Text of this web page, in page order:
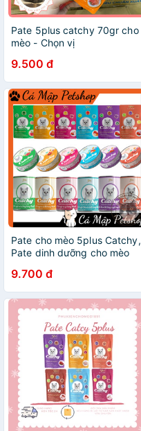
Pate 5plus catchy 70gr cho
mèo - Chọn vị
9.500 đ
Pate cho mèo 5plus Catchy,
Pate dinh dưỡng cho mèo
9.700 đ